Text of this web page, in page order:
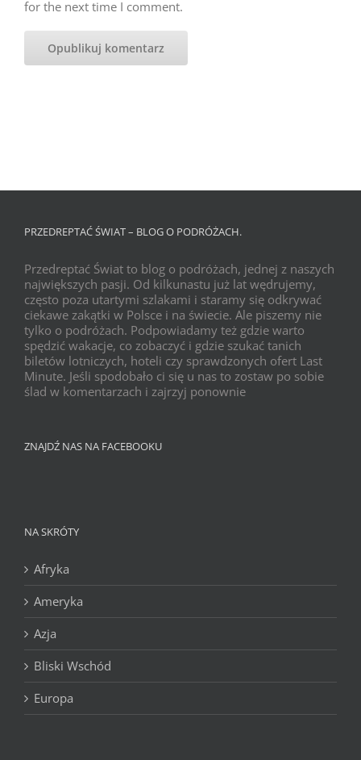
for the next time I comment.
PRZEDREPTAĆ ŚWIAT – BLOG O PODRÓŻACH.
Przedreptać Świat to blog o podróżach, jednej z naszych
największych pasji. Od kilkunastu już lat wędrujemy,
często poza utartymi szlakami i staramy się odkrywać
ciekawe zakątki w Polsce i na świecie. Ale piszemy nie
tylko o podróżach. Podpowiadamy też gdzie warto
spędzić wakacje, co zobaczyć i gdzie szukać tanich
biletów lotniczych, hoteli czy sprawdzonych ofert Last
Minute. Jeśli spodobało ci się u nas to zostaw po sobie
ślad w komentarzach i zajrzyj ponownie
ZNAJDŹ NAS NA FACEBOOKU
NA SKRÓTY
Afryka
Ameryka
Azja
Bliski Wschód
Europa